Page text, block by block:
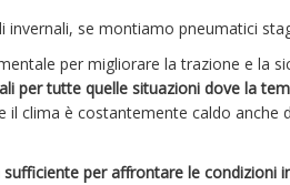
se montiamo pneumatici
per migliorare la trazione e la
per tutte quelle situazioni dove la
clima è costantemente caldo anche
per affrontare le condizioni